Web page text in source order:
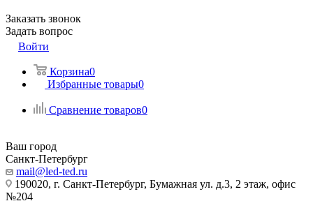
Заказать звонок
Задать вопрос
Войти
Корзина0
Избранные товары0
Сравнение товаров0
Ваш город
Санкт-Петербург
mail@led-ted.ru
190020, г. Санкт-Петербург, Бумажная ул. д.3, 2 этаж, офис
№204